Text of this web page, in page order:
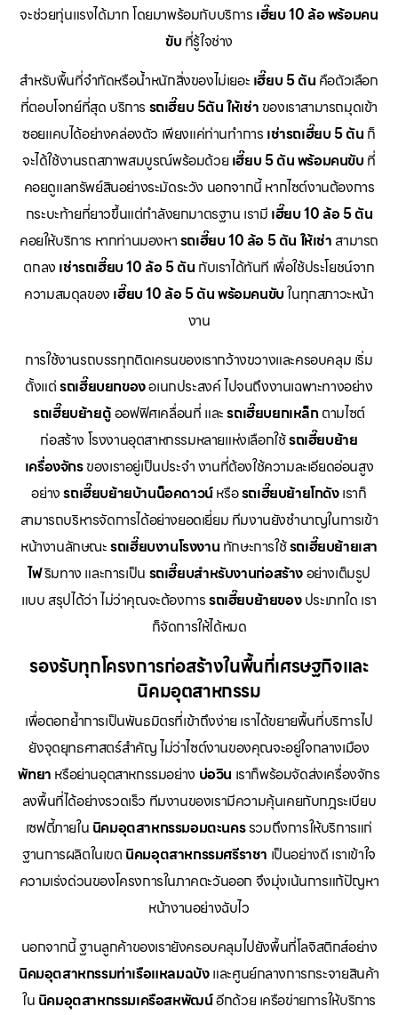
จะช่วยทุ่นแรงได้มาก โดยมาพร้อมกับบริการ เฮี๊ยบ 10 ล้อ พร้อมคน
ขับ ที่รู้ใจช่าง
สำหรับพื้นที่จำกัดหรือน้ำหนักสิ่งของไม่เยอะ เฮี๊ยบ 5 ตัน คือตัวเลือก
ที่ตอบโจทย์ที่สุด บริการ รถเฮี๊ยบ 5ตัน ให้เช่า ของเราสามารถมุดเข้า
ซอยแคบได้อย่างคล่องตัว เพียงแค่ท่านทำการ เช่ารถเฮี๊ยบ 5 ตัน ก็
จะได้ใช้งานรถสภาพสมบูรณ์พร้อมด้วย เฮี๊ยบ 5 ตัน พร้อมคนขับ ที่
คอยดูแลทรัพย์สินอย่างระมัดระวัง นอกจากนี้ หากไซต์งานต้องการ
กระบะท้ายที่ยาวขึ้นแต่กำลังยกมาตรฐาน เรามี เฮี๊ยบ 10 ล้อ 5 ตัน
คอยให้บริการ หากท่านมองหารถเฮี๊ยบ 10 ล้อ 5 ตัน ให้เช่า สามารถ
ตกลง เช่ารถเฮี๊ยบ 10 ล้อ 5 ตัน กับเราได้ทันที เพื่อใช้ประโยชน์จาก
ความสมดุลของ เฮี๊ยบ 10 ล้อ 5 ตัน พร้อมคนขับในทุกสภาวะหน้า
งาน
การใช้งานรถบรรทุกติดเครนของเรากว้างขวางและครอบคลุม เริ่ม
ตั้งแต่รถเฮี๊ยบยกของอเนกประสงค์ ไปจนถึงงานเฉพาะทางอย่าง
รถเฮี๊ยบย้ายตู้ออฟฟิศเคลื่อนที่ และรถเฮี๊ยบยกเหล็กตามไซต์
ก่อสร้าง โรงงานอุตสาหกรรมหลายแห่งเลือกใช้รถเฮี๊ยบย้าย
เครื่องจักรของเราอยู่เป็นประจำ งานที่ต้องใช้ความละเอียดอ่อนสูง
อย่างรถเฮี๊ยบย้ายบ้านน็อคดาวน์หรือรถเฮี๊ยบย้ายโกดังเราก็
สามารถบริหารจัดการได้อย่างยอดเยี่ยม ทีมงานยังชำนาญในการเข้า
หน้างานลักษณะรถเฮี๊ยบงานโรงงาน ทักษะการใช้รถเฮี๊ยบย้ายเสา
ไฟริมทาง และการเป็น รถเฮี๊ยบสำหรับงานก่อสร้างอย่างเต็มรูป
แบบ สรุปได้ว่า ไม่ว่าคุณจะต้องการรถเฮี๊ยบย้ายของประเภทใด เรา
ก็จัดการให้ได้หมด
รองรับทุกโครงการก่อสร้างในพื้นที่เศรษฐกิจและ
นิคมอุตสาหกรรม
เพื่อตอกย้ำการเป็นพันธมิตรที่เข้าถึงง่าย เราได้ขยายพื้นที่บริการไป
ยังจุดยุทธศาสตร์สำคัญ ไม่ว่าไซต์งานของคุณจะอยู่ใจกลางเมือง
พัทยา หรือย่านอุตสาหกรรมอย่าง บ่อวิน เราก็พร้อมจัดส่งเครื่องจักร
ลงพื้นที่ได้อย่างรวดเร็ว ทีมงานของเรามีความคุ้นเคยกับกฎระเบียบ
เซฟตี้ภายใน นิคมอุตสาหกรรมอมตะนครรวมถึงการให้บริการแก่
ฐานการผลิตในเขต นิคมอุตสาหกรรมศรีราชา เป็นอย่างดี เราเข้าใจ
ความเร่งด่วนของโครงการในภาคตะวันออก จึงมุ่งเน้นการแก้ปัญหา
หน้างานอย่างฉับไว
นอกจากนี้ ฐานลูกค้าของเรายังครอบคลุมไปยังพื้นที่โลจิสติกส์อย่าง
นิคมอุตสาหกรรมท่าเรือแหลมฉบังและศูนย์กลางการกระจายสินค้า
ใน นิคมอุตสาหกรรมเครือสหพัฒน์อีกด้วย เครือข่ายการให้บริการ